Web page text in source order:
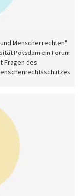
Menschenrechten"
Potsdam ein Forum
Fragen des